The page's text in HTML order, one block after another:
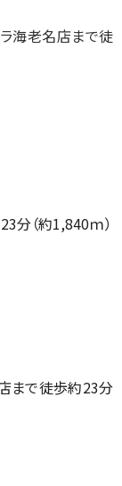
海老名店まで徒
分（約1,840ｍ）
まで徒歩約23分